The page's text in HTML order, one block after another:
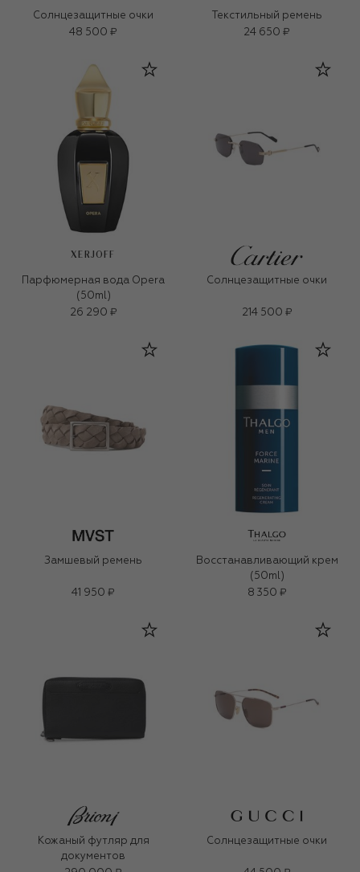
Солнцезащитные очки
48 500 ₽
Текстильный ремень
24 650 ₽
XERJOFF
Парфюмерная вода Opera
(50ml)
26 290 ₽
Солнцезащитные очки
214 500 ₽
Замшевый ремень
41 950 ₽
Восстанавливающий крем
(50ml)
8 350 ₽
Кожаный футляр для
документов
Солнцезащитные очки